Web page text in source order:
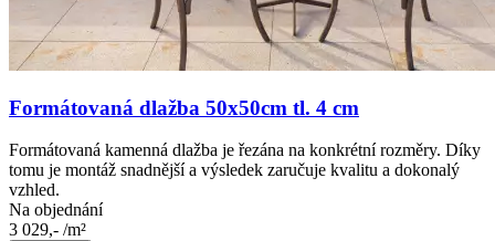
Formátovaná dlažba 50x50cm tl. 4 cm
Formátovaná kamenná dlažba je řezána na konkrétní rozměry. Díky
tomu je montáž snadnější a výsledek zaručuje kvalitu a dokonalý
vzhled.
Na objednání
3 029,- /m²